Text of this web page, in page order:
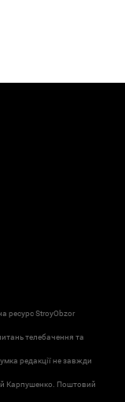
ресурс StroyObzor
телебачення та
редакції не завжди
Карпушенко. Поштовий